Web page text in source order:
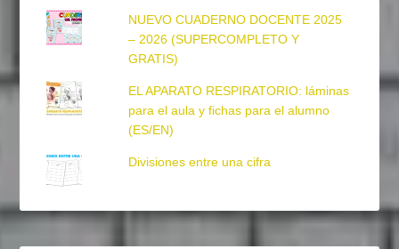
NUEVO CUADERNO DOCENTE 2025
– 2026 (SUPERCOMPLETO Y
GRATIS)
EL APARATO RESPIRATORIO: láminas
para el aula y fichas para el alumno
(ES/EN)
Divisiones entre una cifra